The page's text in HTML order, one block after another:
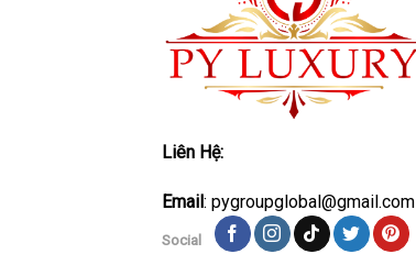
Liên Hệ:
Email : pygroupglobal@gmail.com
Social